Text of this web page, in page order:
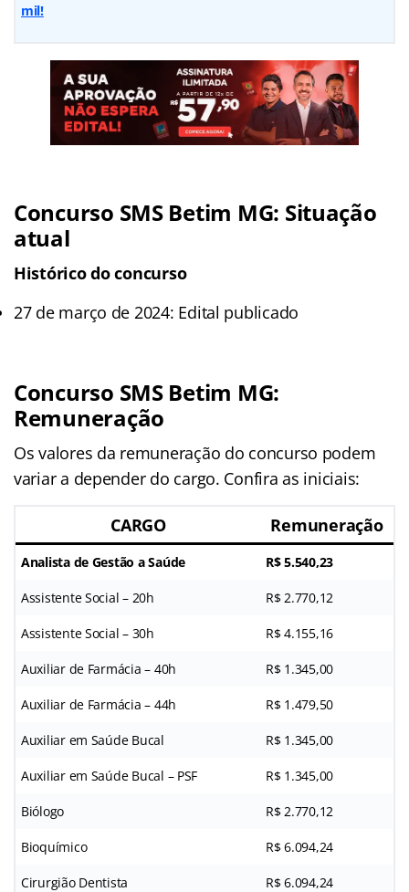
mil!
Concurso SMS Betim MG: Situação
atual
Histórico do concurso
27 de março de 2024: Edital publicado
Concurso SMS Betim MG:
Remuneração
Os valores da remuneração do concurso podem
variar a depender do cargo. Confira as iniciais:
CARGO Remuneração
Analista de Gestão a Saúde R$ 5.540,23
Assistente Social – 20h R$ 2.770,12
Assistente Social – 30h R$ 4.155,16
Auxiliar de Farmácia – 40h R$ 1.345,00
Auxiliar de Farmácia – 44h R$ 1.479,50
Auxiliar em Saúde Bucal R$ 1.345,00
Auxiliar em Saúde Bucal – PSF R$ 1.345,00
Biólogo R$ 2.770,12
Bioquímico R$ 6.094,24
Cirurgião Dentista R$ 6.094,24